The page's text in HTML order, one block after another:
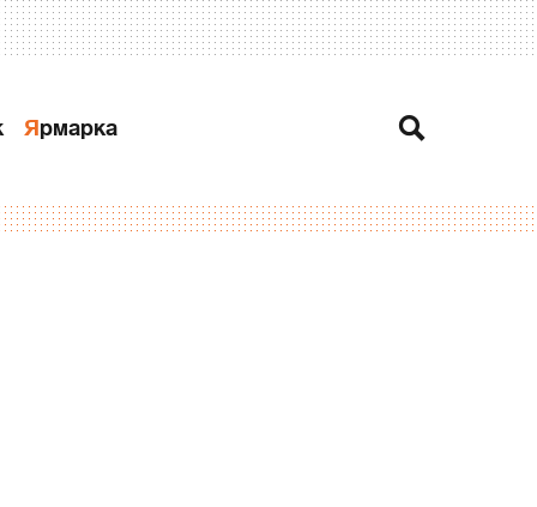
Ярмарка